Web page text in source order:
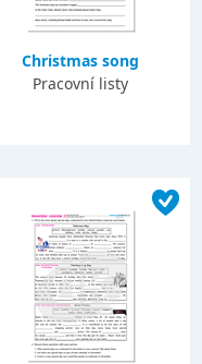
Christmas song
Pracovní listy